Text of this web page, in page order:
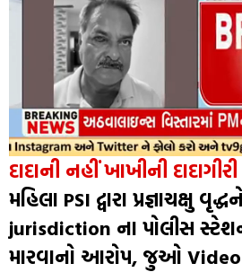
દાદાની નહીં ખાખીની દાદાગીરી
મહિલા PSI દ્વારા પ્રજ્ઞાચક્ષુ
jurisdiction ના પોલીસ
મારવાનો આરોપ, જુઓ Video